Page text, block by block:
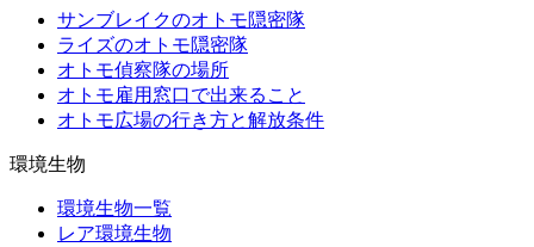
サンブレイクのオトモ隠密隊
ライズのオトモ隠密隊
オトモ偵察隊の場所
オトモ雇用窓口で出来ること
オトモ広場の行き方と解放条件
環境生物
環境生物一覧
レア環境生物